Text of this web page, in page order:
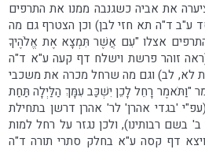
את אביה כשגנבה ממנו את התרפים
ע"ב ד"ה תא חזי לבן) וכן הצטרף גם מה
אצלו "עִם אֲשֶׁר תִּמְצָא אֶת אֱלֹהֶיךָ
זוהר פרשת וישלח דף קעה ע"א ד"ה
לא, לב) וגם מה שרחל מכרה את משכבי
"וַתֹּאמֶר רָחֵל לָכֵן יִשְׁכַּב עִמָּךְ הַלַּיְלָה תַּחַת
'בגדי אהרן' לר' אהרן דרשן בתחילת
רבותינו), ולכן נגזר על רחל למות
דף קסה ע"א בחלק סתרי תורה ד"ה